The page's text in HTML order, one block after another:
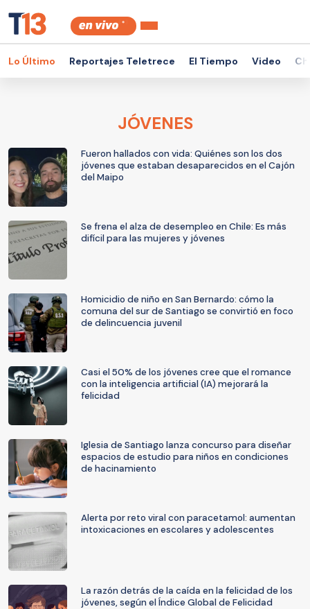
Lo Último Reportajes Teletrece El Tiempo Video
JÓVENES
Fueron hallados con vida: Quiénes son los dos
jóvenes que estaban desaparecidos en el Cajón
del Maipo
Se frena el alza de desempleo en Chile: Es más
difícil para las mujeres y jóvenes
Homicidio de niño en San Bernardo: cómo la
comuna del sur de Santiago se convirtió en foco
de delincuencia juvenil
Casi el 50% de los jóvenes cree que el romance
con la inteligencia artificial (IA) mejorará la
felicidad
Iglesia de Santiago lanza concurso para diseñar
espacios de estudio para niños en condiciones
de hacinamiento
Alerta por reto viral con paracetamol: aumentan
intoxicaciones en escolares y adolescentes
La razón detrás de la caída en la felicidad de los
jóvenes, según el Índice Global de Felicidad